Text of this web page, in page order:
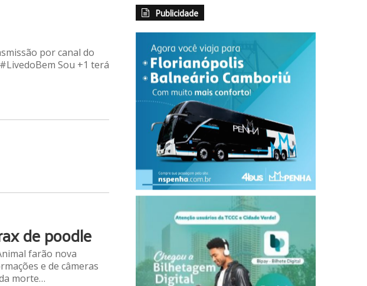
por canal do
Sou +1 terá
de poodle
farão nova
e de câmeras
morte…
Publicidade